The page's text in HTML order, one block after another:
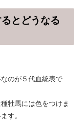
とどうなる
のが５代血統表で
牡馬には色をつけま
す。